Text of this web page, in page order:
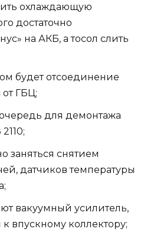
охлаждающую
достаточно
на АКБ, а тосол слить
будет отсоединение
ГБЦ;
для демонтажа
заняться снятием
датчиков температуры
вакуумный усилитель,
впускному коллектору;